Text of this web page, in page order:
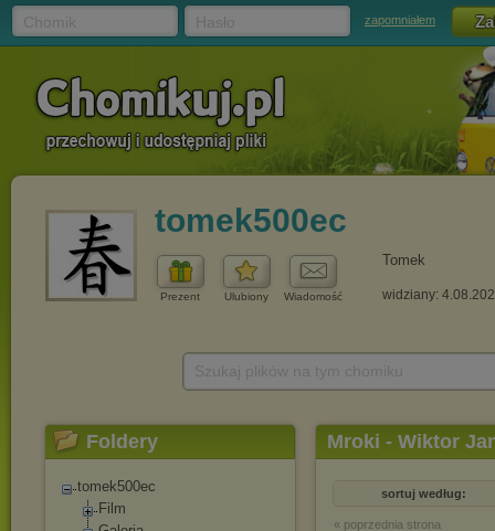
zapomniałem
tomek500ec
Prezent Ulubiony Wiadomość
Tomek
widziany:
Foldery
tomek500ec
Film
Mroki - Wiktor
sortuj według:
« poprzednia strona